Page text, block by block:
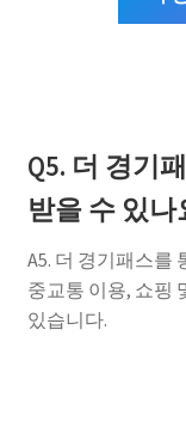
Q5. 더 경기
받을 수 있나
A5. 더 경기패스를
중교통 이용, 쇼핑
있습니다.